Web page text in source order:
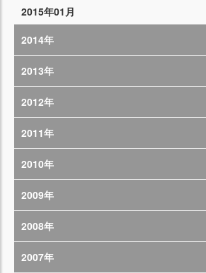
2015年01月
2014年
2013年
2012年
2011年
2010年
2009年
2008年
2007年